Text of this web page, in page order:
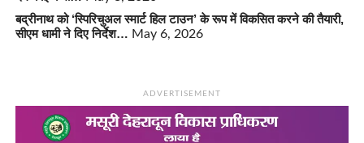
बद्रीनाथ को ‘स्पिरिचुअल स्मार्ट हिल टाउन’ के रूप में विकसित करने की तैयारी,
सीएम धामी ने दिए निर्देश… May 6, 2026
ADVERTISEMENT